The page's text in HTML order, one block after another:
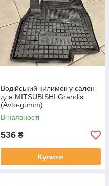
Водійський килимок у салон
для MITSUBISHI Grandis
(Avto-gumm)
В наявності
536 ₴
Купити